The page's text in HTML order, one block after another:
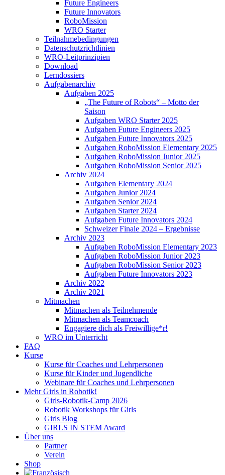
Future Engineers
Future Innovators
RoboMission
WRO Starter
Teilnahmebedingungen
Datenschutzrichtlinien
WRO-Leitprinzipien
Download
Lerndossiers
Aufgabenarchiv
Aufgaben 2025
„The Future of Robots“ – Motto der
Saison
Aufgaben WRO Starter 2025
Aufgaben Future Engineers 2025
Aufgaben Future Innovators 2025
Aufgaben RoboMission Elementary 2025
Aufgaben RoboMission Junior 2025
Aufgaben RoboMission Senior 2025
Archiv 2024
Aufgaben Elementary 2024
Aufgaben Junior 2024
Aufgaben Senior 2024
Aufgaben Starter 2024
Aufgaben Future Innovators 2024
Schweizer Finale 2024 – Ergebnisse
Archiv 2023
Aufgaben RoboMission Elementary 2023
Aufgaben RoboMission Junior 2023
Aufgaben RoboMission Senior 2023
Aufgaben Future Innovators 2023
Archiv 2022
Archiv 2021
Mitmachen
Mitmachen als Teilnehmende
Mitmachen als Teamcoach
Engagiere dich als Freiwillige*r!
WRO im Unterricht
FAQ
Kurse
Kurse für Coaches und Lehrpersonen
Kurse für Kinder und Jugendliche
Webinare für Coaches und Lehrpersonen
Mehr Girls in Robotik!
Girls-Robotik-Camp 2026
Robotik Workshops für Girls
Girls Blog
GIRLS IN STEM Award
Über uns
Partner
Verein
Shop